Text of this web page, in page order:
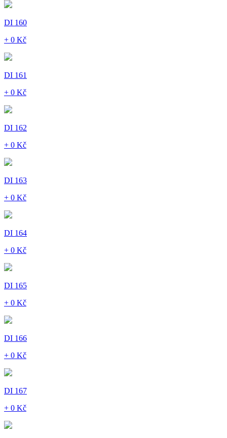
DI 160
+ 0 Kč
DI 161
+ 0 Kč
DI 162
+ 0 Kč
DI 163
+ 0 Kč
DI 164
+ 0 Kč
DI 165
+ 0 Kč
DI 166
+ 0 Kč
DI 167
+ 0 Kč